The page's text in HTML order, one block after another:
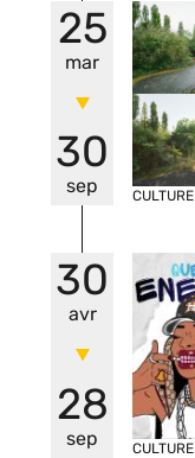
25
mar
30
sep
Vignette
CULTURE
30
avr
28
sep
Vignette
CULTURE